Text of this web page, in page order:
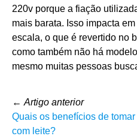
220v porque a fiação
mais barata. Isso impacta
escala, o que é revertido no
como também não há
mesmo muitas pessoas
← Artigo anterior
Quais os benefícios de tomar
com leite?